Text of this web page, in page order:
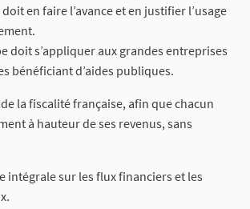
en faire l’avance et en justifier l’usage
doit s’appliquer aux grandes entreprises
bénéficiant d’aides publiques.
la fiscalité française, afin que chacun
à hauteur de ses revenus, sans
intégrale sur les flux financiers et les